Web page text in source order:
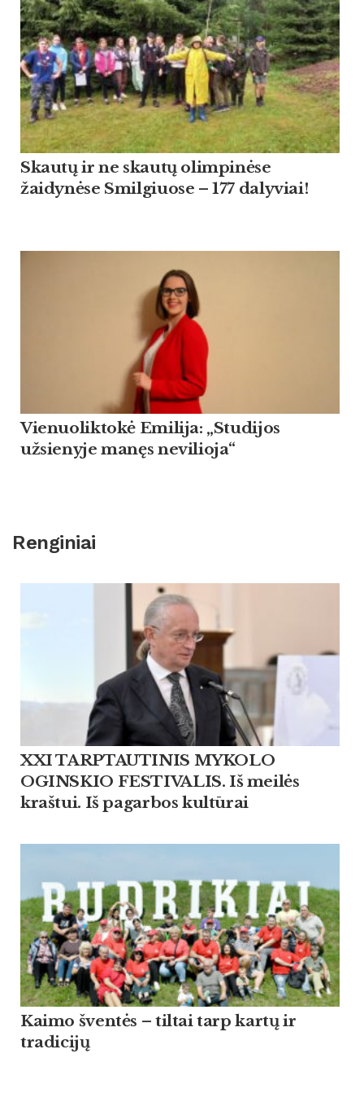
Skautų ir ne skautų olimpinėse
žaidynėse Smilgiuose – 177 dalyviai!
Vienuoliktokė Emilija: „Studijos
užsienyje manęs nevilioja“
Renginiai
XXI TARPTAUTINIS MYKOLO
OGINSKIO FESTIVALIS. Iš meilės
kraštui. Iš pagarbos kultūrai
Kaimo šventės – tiltai tarp kartų ir
tradicijų